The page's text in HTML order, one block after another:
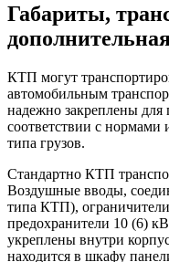
Габариты,
КТП могут
автомобильным
надежно закреплены для
соответствии с нормами
типа грузов.
Стандартно КТП
Воздушные вводы,
типа КТП),
предохранители 10 (6)
укреплены внутри
находится в шкафу